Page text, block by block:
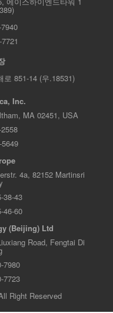
851-14 (우.18531)
Inc.
MA 02451, USA
4a, 82152 Martinsri
38-43
46-60
(Beijing) Ltd
Road, Fengtai Di
7980
7723
Right Reserved